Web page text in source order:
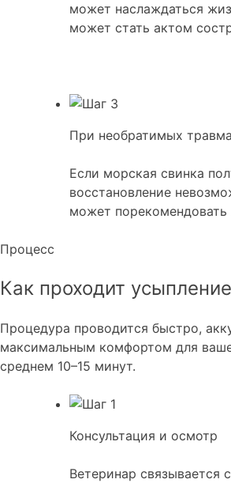
может наслаждаться
может стать актом
При необратимых
Если морская свинка
восстановление
может порекомендовать
Процесс
Как проходит
Процедура проводится быстро,
максимальным комфортом для
среднем 10–15 минут.
Консультация и осмотр
Ветеринар связывается